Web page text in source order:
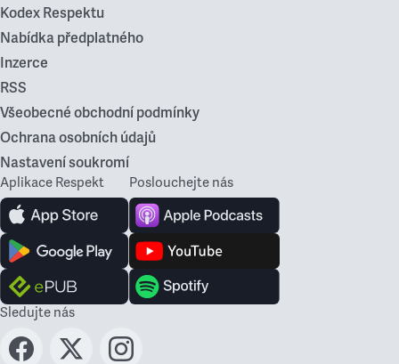
Kodex Respektu
Nabídka předplatného
Inzerce
RSS
Všeobecné obchodní podmínky
Ochrana osobních údajů
Nastavení soukromí
Aplikace Respekt Poslouchejte nás
Sledujte nás